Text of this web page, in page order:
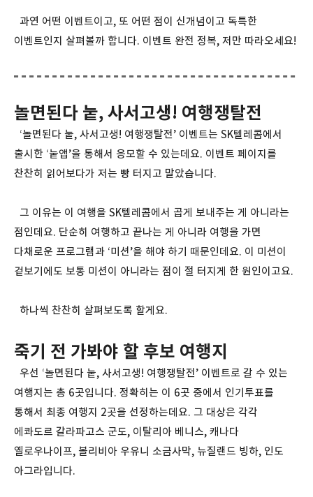
과연 어떤 이벤트이고, 또 어떤 점이 신개념이고 독특한
이벤트인지 살펴볼까 합니다. 이벤트 완전 정복, 저만 따라오세요!
놀면된다 눝, 사서고생! 여행쟁탈전
‘놀면된다 눝, 사서고생! 여행쟁탈전’ 이벤트는 SK텔레콤에서
출시한 ‘눝앱’을 통해서 응모할 수 있는데요. 이벤트 페이지를
찬찬히 읽어보다가 저는 빵 터지고 말았습니다.
그 이유는 이 여행을 SK텔레콤에서 곱게 보내주는 게 아니라는
점인데요. 단순히 여행하고 끝나는 게 아니라 여행을 가면
다채로운 프로그램과 ‘미션’을 해야 하기 때문인데요. 이 미션이
겉보기에도 보통 미션이 아니라는 점이 절 터지게 한 원인이고요.
하나씩 찬찬히 살펴보도록 할게요.
죽기 전 가봐야 할 후보 여행지
우선 ‘놀면된다 눝, 사서고생! 여행쟁탈전’ 이벤트로 갈 수 있는
여행지는 총 6곳입니다. 정확히는 이 6곳 중에서 인기투표를
통해서 최종 여행지 2곳을 선정하는데요. 그 대상은 각각
에콰도르 갈라파고스 군도, 이탈리아 베니스, 캐나다
옐로우나이프, 볼리비아 우유니 소금사막, 뉴질랜드 빙하, 인도
아그라입니다.